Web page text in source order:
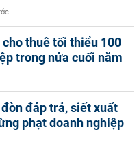
thuê tối thiểu 100
trong nửa cuối năm
đáp trả, siết xuất
phạt doanh nghiệp